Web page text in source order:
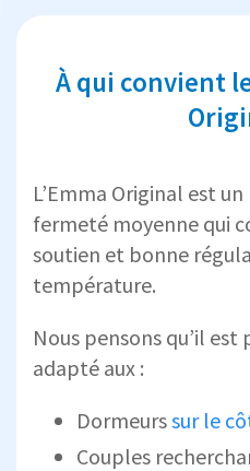
À qui convient
L’Emma Original est un
fermeté moyenne qui
soutien et bonne
température.
Nous pensons qu’il
adapté aux :
Dormeurssur le
Couples